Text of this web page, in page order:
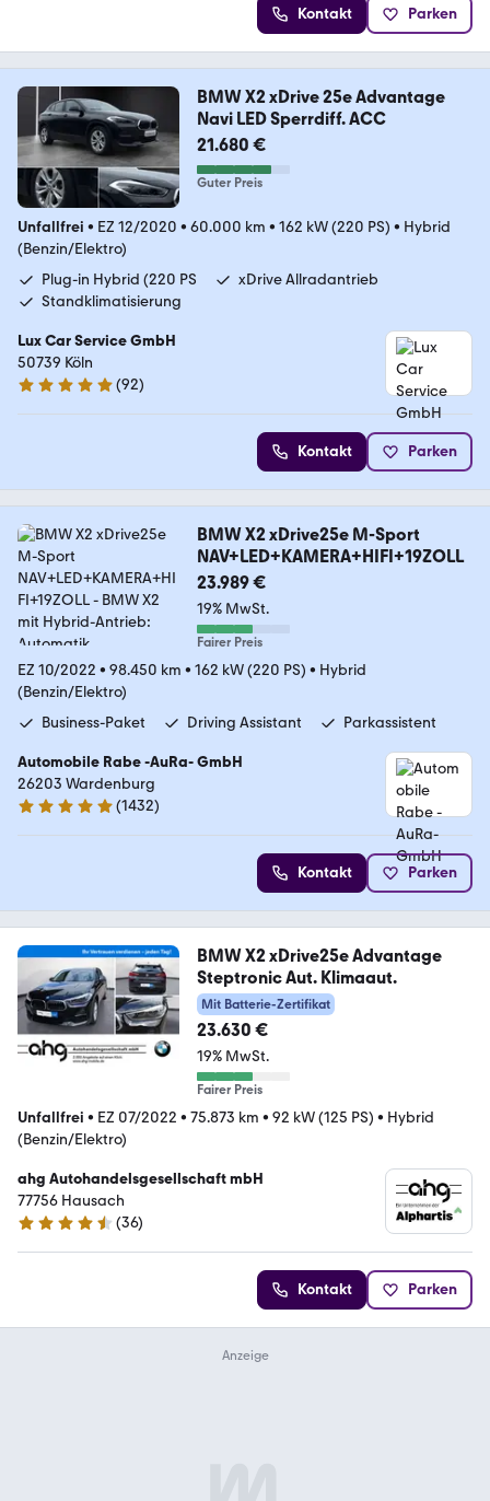
Kontakt Parken
BMW X2 xDrive 25e Advantage
Navi LED Sperrdiff. ACC
21.680 €
Guter Preis
Unfallfrei • EZ 12/2020 • 60.000 km • 162 kW (220 PS) • Hybrid
(Benzin/Elektro)
Plug-in Hybrid (220 PS
xDrive Allradantrieb
Standklimatisierung
Lux Car Service GmbH
50739 Köln
5 Sterne
(92)
Kontakt Parken
BMW X2 xDrive25e M-Sport
NAV+LED+KAMERA+HIFI+19ZOLL
23.989 €
19% MwSt.
Fairer Preis
EZ 10/2022 • 98.450 km • 162 kW (220 PS) • Hybrid
(Benzin/Elektro)
Business-Paket
Driving Assistant Parkassistent
Automobile Rabe -AuRa- GmbH
26203 Wardenburg
4.9 Sterne
(1432)
Kontakt Parken
BMW X2 xDrive25e Advantage
Steptronic Aut. Klimaaut.
Mit Batterie-Zertifikat
23.630 €
19% MwSt.
Fairer Preis
Unfallfrei • EZ 07/2022 • 75.873 km • 92 kW (125 PS) • Hybrid
(Benzin/Elektro)
ahg Autohandelsgesellschaft mbH
77756 Hausach
4.6 Sterne
(36)
Kontakt Parken